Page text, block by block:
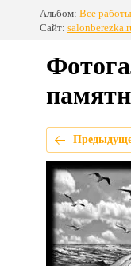
Альбом: Все работы
Сайт: